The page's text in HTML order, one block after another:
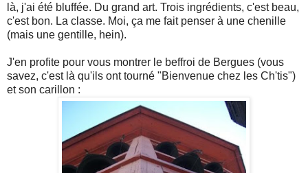
là, j'ai été bluffée. Du grand art. Trois ingrédients, c'est beau,
c'est bon. La classe. Moi, ça me fait penser à une chenille
(mais une gentille, hein).
J'en profite pour vous montrer le beffroi de Bergues (vous
savez, c'est là qu'ils ont tourné "Bienvenue chez les Ch'tis")
et son carillon :